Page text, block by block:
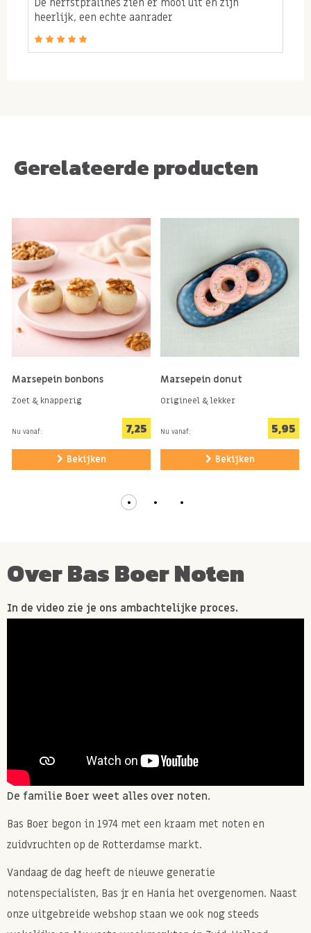
Bevat: MELK, NOTEN, SOJA. Kan sporen bevatten van:
GLUTEN, PINDA'S.
heerlijk, een echte aanrader
Gerelateerde producten
Marsepein bonbons
Zoet & knapperig
Nu vanaf: 7,25
Bekijken
Marsepein donut
Origineel & lekker
Nu vanaf: 5,95
Bekijken
Over Bas Boer Noten
De familie Boer weet alles over noten.
Bas Boer begon in 1974 met een kraam met noten en
zuidvruchten op de Rotterdamse markt.
Vandaag de dag heeft de nieuwe generatie
notenspecialisten, Bas jr en Hania het overgenomen. Naast
onze uitgebreide webshop staan we ook nog steeds
In de video zie je ons ambachtelijke proces.